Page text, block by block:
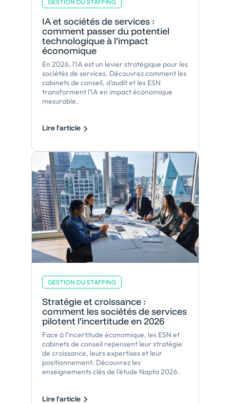
GESTION DU STAFFING
IA et sociétés de services :
comment passer du potentiel
technologique à l’impact
économique
En 2026, l’IA est un levier stratégique pour les
sociétés de services. Découvrez comment les
cabinets de conseil, d’audit et les ESN
transforment l’IA en impact économique
mesurable.
Lire l'article
GESTION DU STAFFING
Stratégie et croissance :
comment les sociétés de services
pilotent l’incertitude en 2026
Face à l’incertitude économique, les ESN et
cabinets de conseil repensent leur stratégie
de croissance, leurs expertises et leur
positionnement. Découvrez les
enseignements clés de l’étude Napta 2026.
Lire l'article